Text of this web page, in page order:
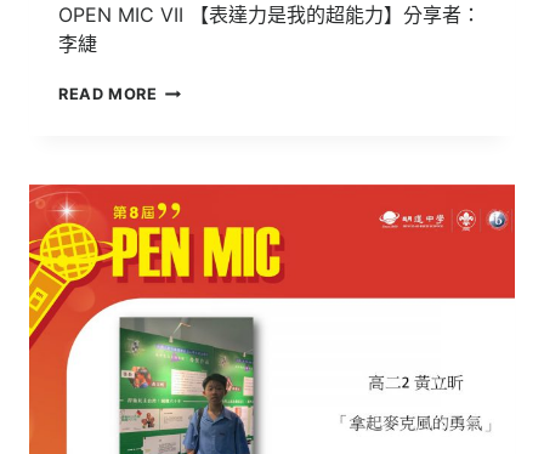
OPEN MIC VII 【表達力是我的超能力】分享者：
李緁
READ MORE OPEN
力
是
我
的
超
能
力】